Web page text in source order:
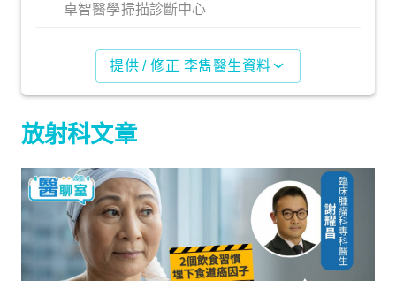
卓智醫學掃描診斷中心
提供 / 修正 李雋醫生資料
放射科文章